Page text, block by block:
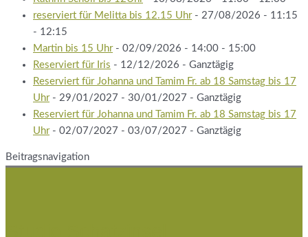
reserviert für Melitta bis 12.15 Uhr- 27/08/2026 - 11:15
- 12:15
Martin bis 15 Uhr- 02/09/2026 - 14:00 - 15:00
Reserviert für Iris - 12/12/2026 - Ganztägig
Reserviert für Johanna und Tamim Fr. ab 18 Samstag bis 17
Uhr- 29/01/2027 - 30/01/2027 - Ganztägig
Reserviert für Johanna und Tamim Fr. ab 18 Samstag bis 17
Uhr- 02/07/2027 - 03/07/2027 - Ganztägig
Beitragsnavigation